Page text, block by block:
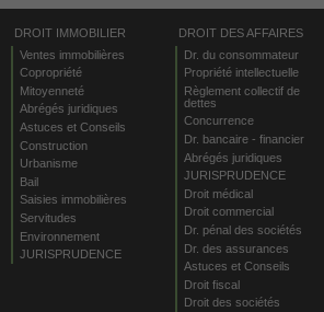
DROIT IMMOBILIER
Ventes immobilières
Copropriété
Mitoyenneté
Abrégés juridiques
Astuces et Conseils
Construction
Urbanisme
Bail
Saisies immobilières
Servitudes
Environnement
JURISPRUDENCE
DROIT DES AFFAIRES
Dr. du consommateur
Propriété intellectuelle
Règlement collectif de
dettes
Concurrence
Dr. bancaire - financier
Abrégés juridiques
JURISPRUDENCE
Droit médical
Droit commercial
Dr. pénal des sociétés
Dr. des assurances
Astuces et Conseils
Droit fiscal
Droit des sociétés